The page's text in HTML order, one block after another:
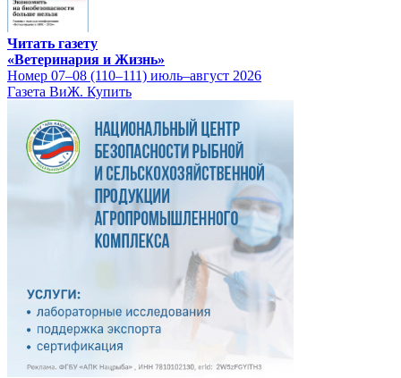
Читать газету
«Ветеринария и Жизнь»
Номер 07–08 (110–111) июль–август 2026
Газета ВиЖ. Купить